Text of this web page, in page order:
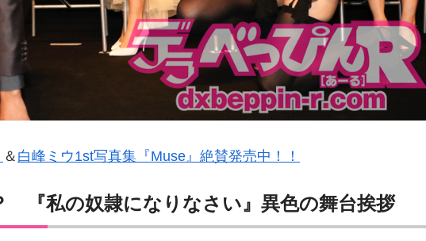
＆ 白峰ミウ1st写真集『Muse』絶賛発売中！！
『私の奴隷になりなさい』異色の舞台挨拶